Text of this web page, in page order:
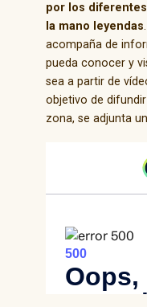
por los
la mano leyendas
acompaña de
pueda conocer y
sea a partir de
objetivo de
zona, se adjunta